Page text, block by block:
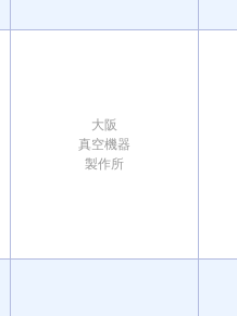
大阪
真空機器
製作所